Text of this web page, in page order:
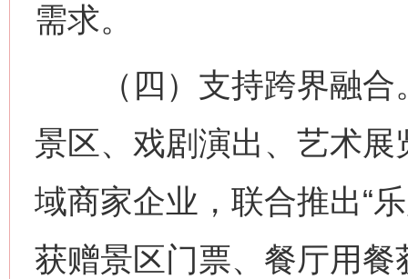
需求。
（四）支持跨界融合
景区、戏剧演出、艺术
域商家企业，联合推出“
获赠景区门票、餐厅用